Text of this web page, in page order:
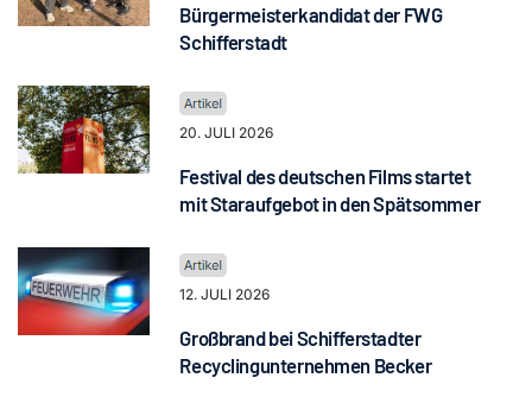
Bürgermeisterkandidat der FWG
Schifferstadt
20. JULI 2026
Festival des deutschen Films startet
mit Staraufgebot in den Spätsommer
12. JULI 2026
Großbrand bei Schifferstadter
Recyclingunternehmen Becker